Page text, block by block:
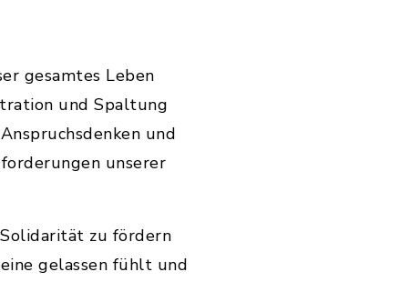
gesamtes Leben
und Spaltung
und
unserer
zu fördern
gelassen fühlt und